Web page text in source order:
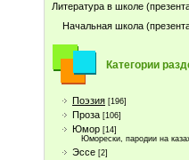
Литература в школе
Начальная школа
Категории
Поэзия [196]
Проза [106]
Юмор [14]
Юморески, пародии на
Эссе [2]